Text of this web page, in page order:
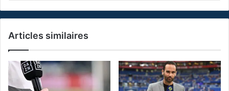
Articles similaires